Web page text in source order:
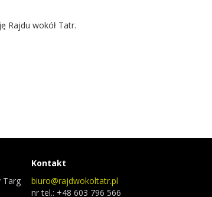
Rajdu wokół Tatr.
Targ
Kontakt
biuro@rajdwokoltatr.pl
nr tel.: +48 603 796 566